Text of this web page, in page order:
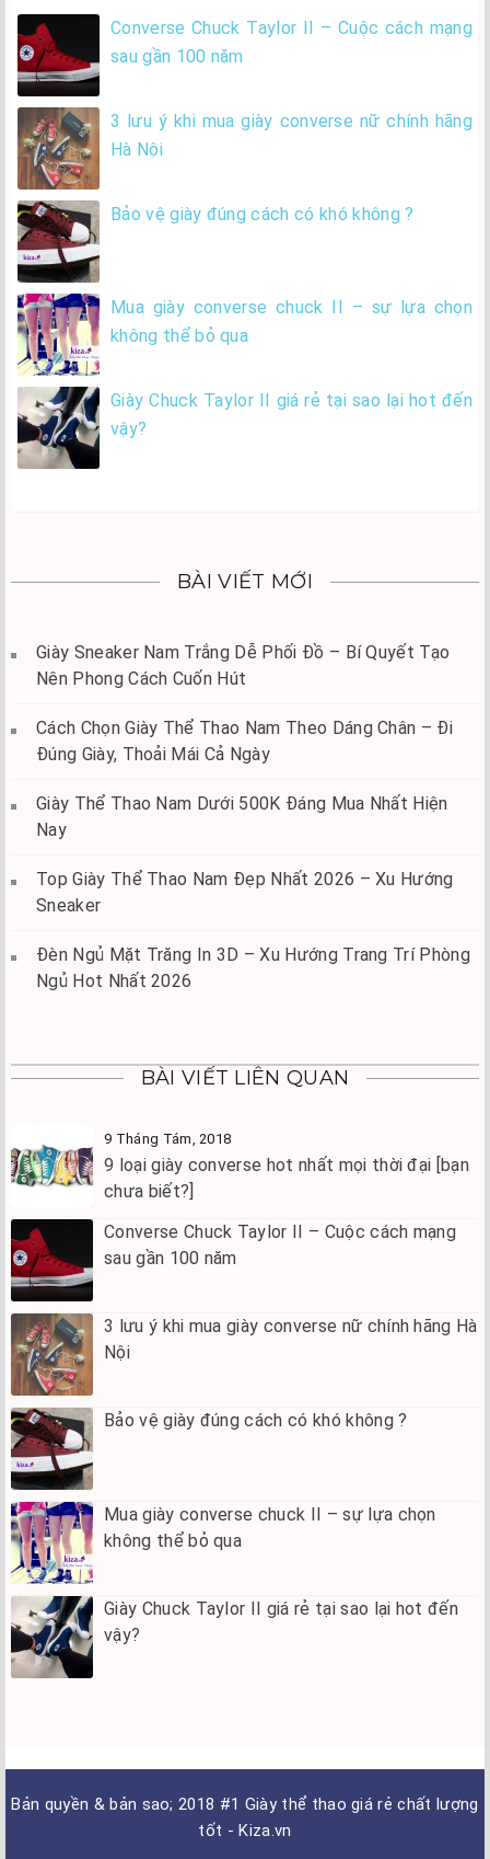
Converse Chuck Taylor II – Cuộc cách mạng
sau gần 100 năm
3 lưu ý khi mua giày converse nữ chính hãng
Hà Nội
Bảo vệ giày đúng cách có khó không ?
Mua giày converse chuck II – sự lựa chọn
không thể bỏ qua
Giày Chuck Taylor II giá rẻ tại sao lại hot đến
vậy?
BÀI VIẾT MỚI
Giày Sneaker Nam Trắng Dễ Phối Đồ – Bí Quyết Tạo
Nên Phong Cách Cuốn Hút
Cách Chọn Giày Thể Thao Nam Theo Dáng Chân – Đi
Đúng Giày, Thoải Mái Cả Ngày
Giày Thể Thao Nam Dưới 500K Đáng Mua Nhất Hiện
Nay
Top Giày Thể Thao Nam Đẹp Nhất 2026 – Xu Hướng
Sneaker
Đèn Ngủ Mặt Trăng In 3D – Xu Hướng Trang Trí Phòng
Ngủ Hot Nhất 2026
BÀI VIẾT LIÊN QUAN
9 Tháng Tám, 2018
9 loại giày converse hot nhất mọi thời đại [bạn
chưa biết?]
Converse Chuck Taylor II – Cuộc cách mạng
sau gần 100 năm
3 lưu ý khi mua giày converse nữ chính hãng Hà
Nội
Bảo vệ giày đúng cách có khó không ?
Mua giày converse chuck II – sự lựa chọn
không thể bỏ qua
Giày Chuck Taylor II giá rẻ tại sao lại hot đến
vậy?
Bản quyền & bản sao; 2018 #1 Giày thể thao giá rẻ chất lượng
tốt - Kiza.vn